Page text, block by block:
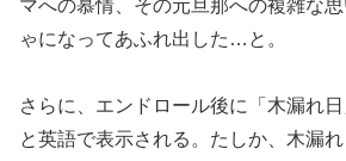
マへの慕情、その元旦那への複雑な
ゃになってあふれ出した…と。
さらに、エンドロール後に「木漏れ
と英語で表示される。たしか、木漏